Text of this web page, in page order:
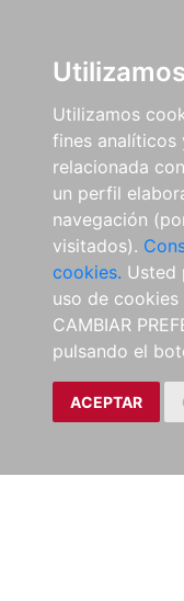
Utilizamos
fines analíticos
relacionada
un perfil
navegación
visitados).
cookies. Usted
uso de
CAMBIAR
pulsando el
ACEPTAR